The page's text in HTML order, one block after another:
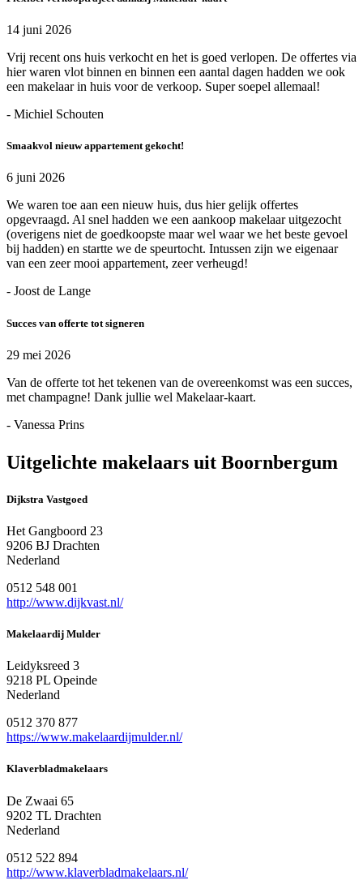
14 juni 2026
Vrij recent ons huis verkocht en het is goed verlopen. De offertes via
hier waren vlot binnen en binnen een aantal dagen hadden we ook
een makelaar in huis voor de verkoop. Super soepel allemaal!
- Michiel Schouten
Smaakvol nieuw appartement gekocht!
6 juni 2026
We waren toe aan een nieuw huis, dus hier gelijk offertes
opgevraagd. Al snel hadden we een aankoop makelaar uitgezocht
(overigens niet de goedkoopste maar wel waar we het beste gevoel
bij hadden) en startte we de speurtocht. Intussen zijn we eigenaar
van een zeer mooi appartement, zeer verheugd!
- Joost de Lange
Succes van offerte tot signeren
29 mei 2026
Van de offerte tot het tekenen van de overeenkomst was een succes,
met champagne! Dank jullie wel Makelaar-kaart.
- Vanessa Prins
Uitgelichte makelaars uit Boornbergum
Dijkstra Vastgoed
Het Gangboord 23
9206 BJ Drachten
Nederland
0512 548 001
http://www.dijkvast.nl/
Makelaardij Mulder
Leidyksreed 3
9218 PL Opeinde
Nederland
0512 370 877
https://www.makelaardijmulder.nl/
Klaverbladmakelaars
De Zwaai 65
9202 TL Drachten
Nederland
0512 522 894
http://www.klaverbladmakelaars.nl/